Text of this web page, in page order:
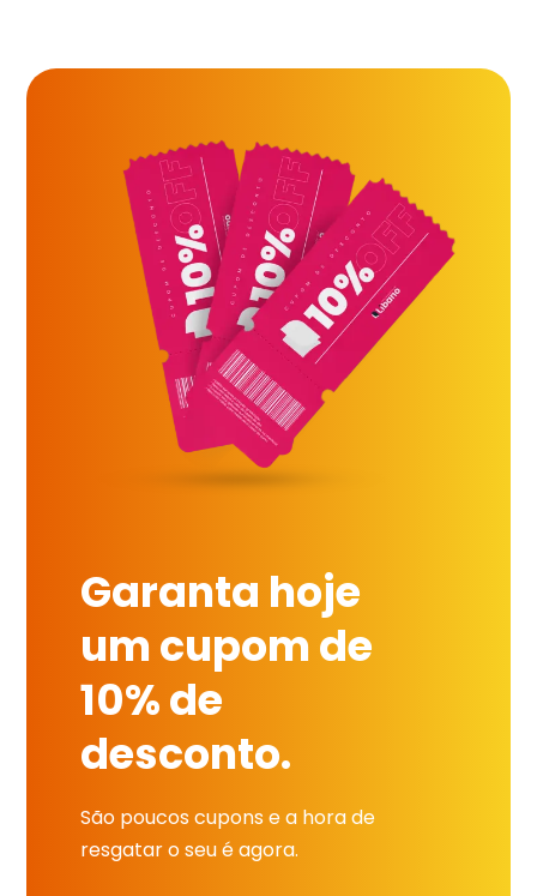
Garanta hoje
um cupom de
10% de
desconto.
São poucos cupons e a hora de
resgatar o seu é agora.